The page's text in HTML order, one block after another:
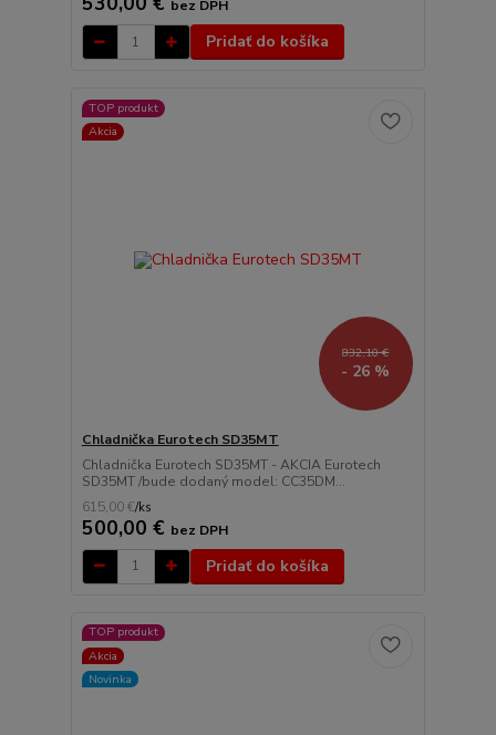
bez DPH
Pridať do košíka
TOP produkt
Akcia
832,10 €
- 26 %
Chladnička Eurotech SD35MT
Chladnička Eurotech SD35MT - AKCIA Eurotech
SD35MT /bude dodaný model: CC35DM...
615,00 €/ks
500,00 € bez DPH
Pridať do košíka
TOP produkt
Akcia
Novinka